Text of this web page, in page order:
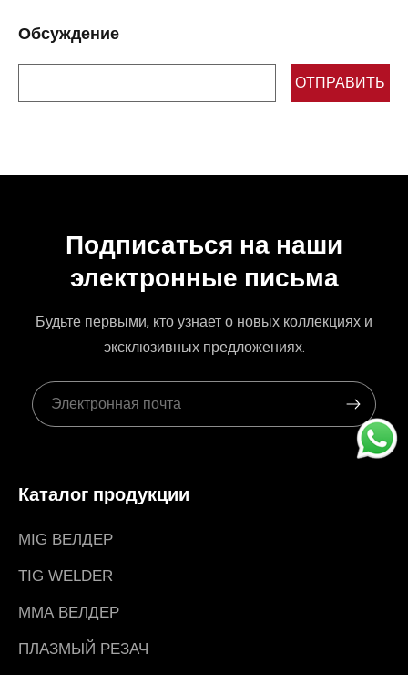
Обсуждение
ОТПРАВИТЬ
Подписаться на наши
электронные письма
Будьте первыми, кто узнает о новых коллекциях и
эксклюзивных предложениях.
Каталог продукции
MIG ВЕЛДЕР
TIG WELDER
ММА ВЕЛДЕР
ПЛАЗМЫЙ РЕЗАЧ